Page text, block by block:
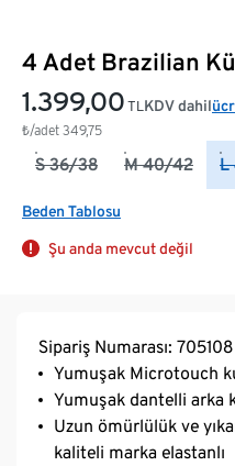
4 Adet Brazilian
1.399,00 TL
₺/adet 349,75
KDV dahil
S 36/38 M 40/42 L
Beden Tablosu
Şu anda mevcut değil
Sipariş Numarası: 705108
Yumuşak Microtouch
Yumuşak dantelli arka
Uzun ömürlülük ve
kaliteli marka elastanlı